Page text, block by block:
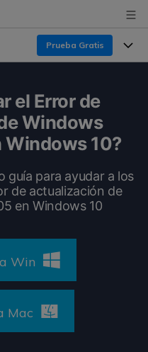
Prueba Gratis
Gratis
Gratis Sign In
el Error de
Windows
10?
guía para ayudar a los
de actualización de
en Windows 10
Win
Mac